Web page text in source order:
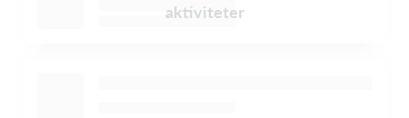
aktiviteter